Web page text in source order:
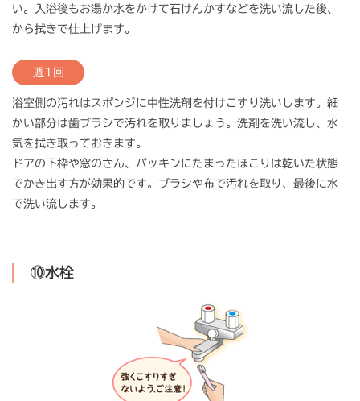
い。入浴後もお湯か水をかけて石けんかすなどを洗い流した後、
から拭きで仕上げます。
週1回
浴室側の汚れはスポンジに中性洗剤を付けこすり洗いします。細
かい部分は歯ブラシで汚れを取りましょう。洗剤を洗い流し、水
気を拭き取っておきます。
ドアの下枠や窓のさん、パッキンにたまったほこりは乾いた状態
でかき出す方が効果的です。ブラシや布で汚れを取り、最後に水
で洗い流します。
⑩水栓